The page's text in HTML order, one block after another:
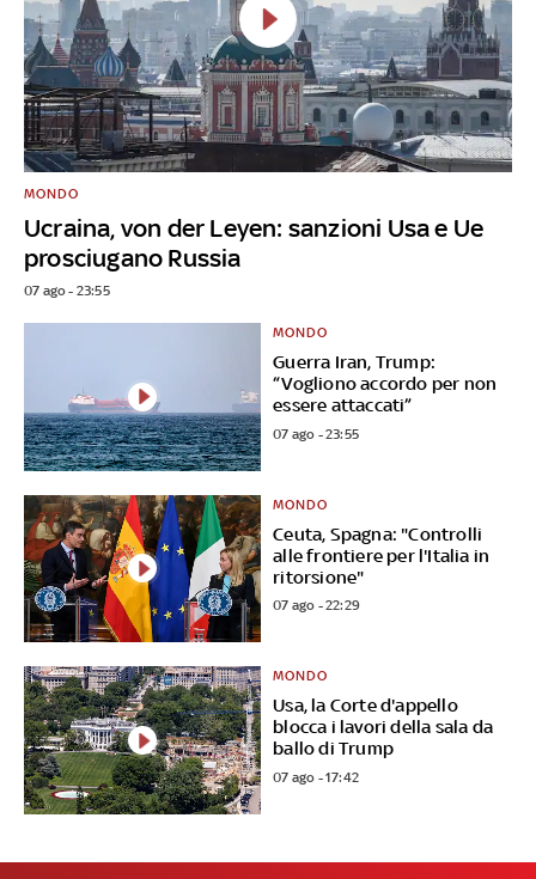
Ucraina, von der Leyen: sanzioni Usa e Ue
prosciugano Russia
MONDO
07 ago - 23:55
Guerra Iran, Trump:
“Vogliono accordo per non
essere attaccati”
MONDO
07 ago - 23:55
Ceuta, Spagna: "Controlli
alle frontiere per l'Italia in
ritorsione"
MONDO
07 ago - 22:29
Usa, la Corte d'appello
blocca i lavori della sala da
ballo di Trump
MONDO
07 ago - 17:42